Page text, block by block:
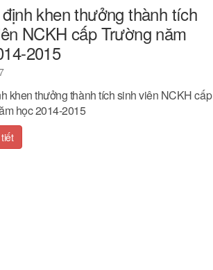
khen thưởng thành tích
NCKH cấp Trường năm
2015
khen thưởng thành tích sinh viên NCKH cấp
học 2014-2015